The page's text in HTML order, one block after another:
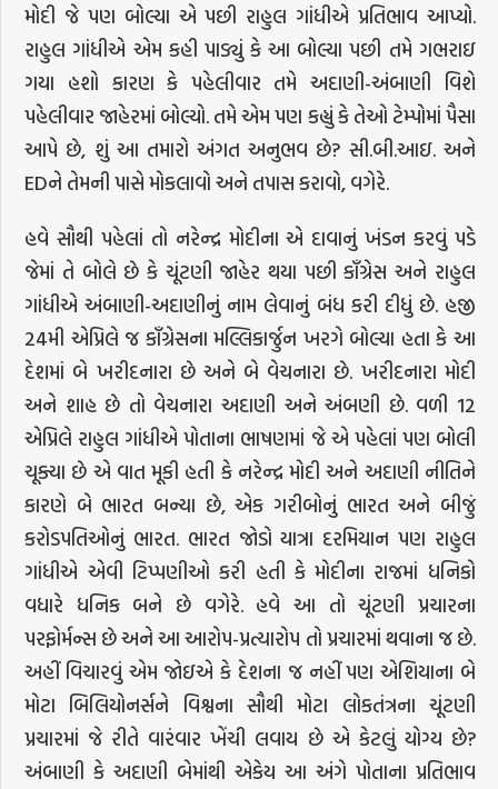
મોદી જે પણ બોલ્યા એ પછી રાહુલ ગાંધીએ પ્રતિભાવ આપ્યો.
રાહુલ ગાંધીએ એમ કહી પાડ્યું કે આ બોલ્યા પછી તમે ગભરાઇ
ગયા હશો કારણ કે પહેલીવાર તમે અદાણી-અંબાણી વિશે
પહેલીવાર જાહેરમાં બોલ્યો. તમે એમ પણ કહ્યું કે તેઓ ટેમ્પોમાં પૈસા
આપે છે, શું આ તમારો અંગત અનુભવ છે? સી.બી.આઇ. અને
EDને તેમની પાસે મોકલાવો અને તપાસ કરાવો, વગેરે.
હવે સૌથી પહેલાં તો નરેન્દ્ર મોદીના એ દાવાનું ખંડન કરવું પડે
જેમાં તે બોલે છે કે ચૂંટણી જાહેર થયા પછી કાઁગ્રેસ અને રાહુલ
ગાંધીએ અંબાણી-અદાણીનું નામ લેવાનું બંધ કરી દીધું છે. હજી
24મી એપ્રિલે જ કાઁગ્રેસના મલ્લિકાર્જુન ખરગે બોલ્યા હતા કે આ
દેશમાં બે ખરીદનારા છે અને બે વેચનારા છે. ખરીદનારા મોદી
અને શાહ છે તો વેચનારા અદાણી અને અંબણી છે. વળી 12
એપ્રિલે રાહુલ ગાંધીએ પોતાના ભાષણમાં જે એ પહેલાં પણ બોલી
ચૂક્યા છે એ વાત મૂકી હતી કે નરેન્દ્ર મોદી અને અદાણી નીતિને
કારણે બે ભારત બન્યા છે, એક ગરીબોનું ભારત અને બીજું
કરોડપતિઓનું ભારત. ભારત જોડો યાત્રા દરમિયાન પણ રાહુલ
ગાંધીએ એવી ટિપ્પણીઓ કરી હતી કે મોદીના રાજમાં ધનિકો
વધારે ધનિક બને છે વગેરે. હવે આ તો ચૂંટણી પ્રચારના
પરફોર્મન્સ છે અને આ આરોપ-પ્રત્યારોપ તો પ્રચારમાં થવાના જ છે.
અહીં વિચારવું એમ જોઇએ કે દેશના જ નહીં પણ એશિયાના બે
મોટા બિલિયોનર્સને વિશ્વના સૌથી મોટા લોકતંત્રના ચૂંટણી
પ્રચારમાં જે રીતે વારંવાર ખેંચી લવાય છે એ કેટલું યોગ્ય છે?
અંબાણી કે અદાણી બેમાંથી એકેય આ અંગે પોતાના પ્રતિભાવ